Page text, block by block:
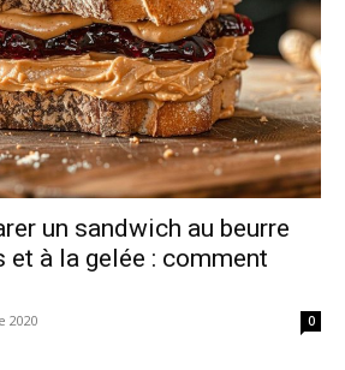
un sandwich au beurre
et à la gelée : comment
2020 0